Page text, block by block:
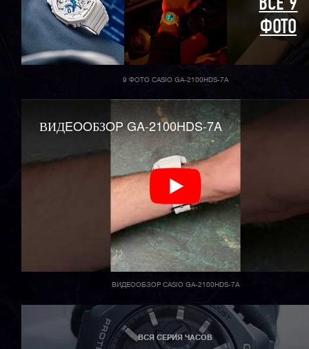
ВСЕ 9
ФОТО
9 ФОТО CASIO GA-2100HDS-7A
ВИДEOOБЗOP GA-2100HDS-7A
ВИДЕООБЗОР CASIO GA-2100HDS-7A
ВСЯ СЕРИЯ ЧАСОВ